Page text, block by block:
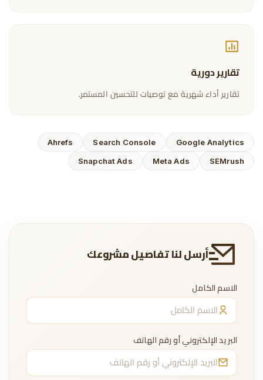
تقارير دورية
تقارير أداء شهرية مع توصيات للتحسين المستمر.
Google Analytics
Search Console
Ahrefs
SEMrush
Meta Ads
Snapchat Ads
أرسل لنا تفاصيل مشروعك
الاسم الكامل
البريد الإلكتروني أو رقم الهاتف